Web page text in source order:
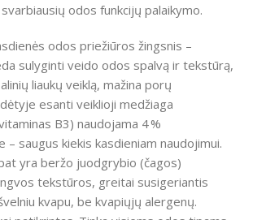
odos funkcijų palaikymo.
odos priežiūros žingsnis –
sulyginti veido odos spalvą ir tekstūrą,
liaukų veiklą, mažina porų
esanti veiklioji medžiaga
B3) naudojama 4 %
– saugus kiekis kasdieniam naudojimui.
yra beržo juodgrybio (čagos)
tekstūros, greitai susigeriantis
kvapu, be kvapiųjų alergenų.